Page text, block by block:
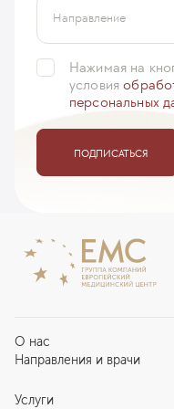
Направление
Нажимая на
условия
персональных
ПОДПИСАТЬСЯ
О нас
Отзывы пациентов
О клинике
Направления и врачи
Услуги